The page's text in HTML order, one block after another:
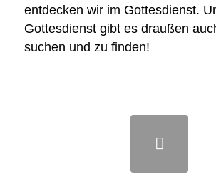
entdecken wir im Gottesdienst.
Gottesdienst gibt es draußen
suchen und zu finden!